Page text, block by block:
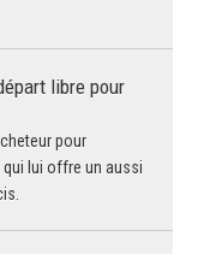
libre pour
pour
lui offre un aussi